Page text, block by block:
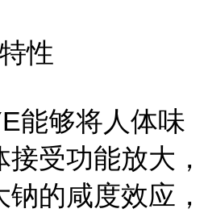
性
能够将人体味
受功能放大，
的咸度效应，